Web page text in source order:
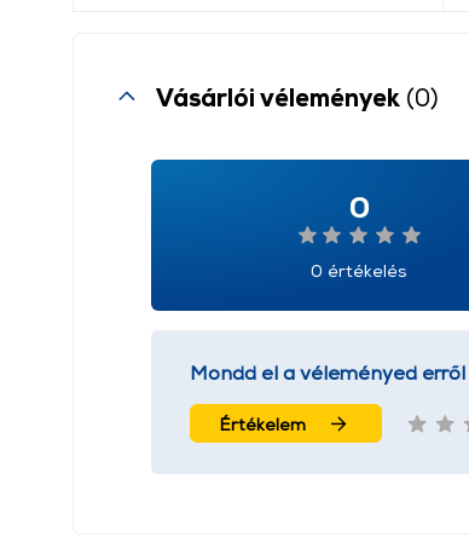
Vásárlói vélemények (0)
0
0 értékelés
Mondd el a véleményed
Értékelem